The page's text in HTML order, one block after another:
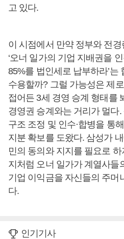
고 있다.
이 시점에서 만약 정부와 전
‘오너 일가의 기업 지배권을
85%를 법인세로 납부하라’는
수용할까? 그럴 가능성은 제
접어든 3세 경영 승계 형태를
경영권 승계와는 거리가 멀다
구조 조정 및 인수·합병을 통
지분 확보를 도왔다. 삼성가
민의 동의와 지지를 필요로
지처럼 오너 일가가 계열사들
기업 이익금을 자신들의 주머
다.
인기기사